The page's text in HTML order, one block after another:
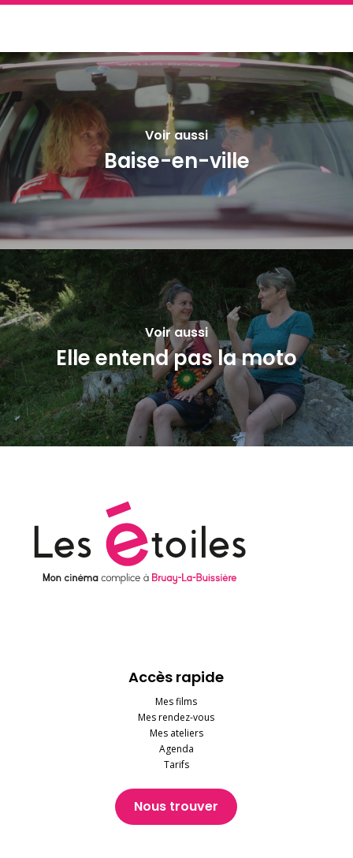
Voir aussi
Baise-en-ville
Voir aussi
Elle entend pas la moto
Accès rapide
Mes films
Mes rendez-vous
Mes ateliers
Agenda
Tarifs
Nous trouver